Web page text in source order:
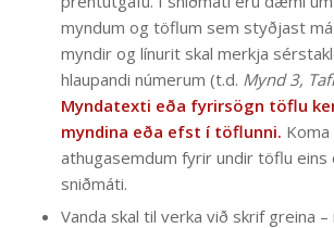
myndum og töflum sem styðjast
myndir og línurit skal merkja
hlaupandi númerum (t.d. Mynd 3,
Myndatexti eða fyrirsögn töflu
myndina eða efst í töflunni. Koma
athugasemdum fyrir undir töflu eins
sniðmáti.
Vanda skal til verka við skrif greina –